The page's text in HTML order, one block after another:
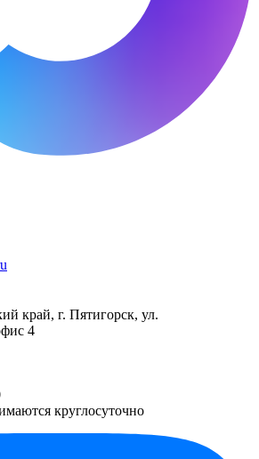
край, г. Пятигорск, ул.
4
круглосуточно